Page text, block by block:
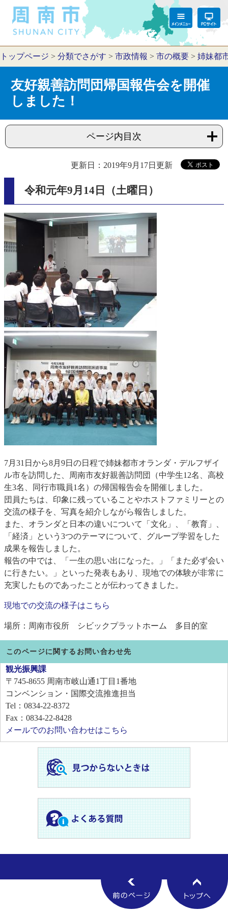
トップページ > 分類でさがす > 市政情報 > 市の概要 > 姉妹都
友好親善訪問団帰国報告会を開催
しました！
ページ内目次
更新日：2019年9月17日更新
令和元年9月14日（土曜日）
7月31日から8月9日の日程で姉妹都市オランダ・デルフザイ
ル市を訪問した、周南市友好親善訪問団（中学生12名、高校
生3名、同行市職員1名）の帰国報告会を開催しました。
団員たちは、印象に残っていることやホストファミリーとの
交流の様子を、写真を紹介しながら報告しました。
また、オランダと日本の違いについて「文化」、「教育」、
「経済」という3つのテーマについて、グループ学習をした
成果を報告しました。
報告の中では、「一生の思い出になった。」「また必ず会い
に行きたい。」といった発表もあり、現地での体験が非常に
充実したものであったことが伝わってきました。
現地での交流の様子はこちら
場所：周南市役所 シビックプラットホーム 多目的室
このページに関するお問い合わせ先
観光振興課
〒745-8655 周南市岐山通1丁目1番地
コンベンション・国際交流推進担当
Tel：0834-22-8372
Fax：0834-22-8428
メールでのお問い合わせはこちら